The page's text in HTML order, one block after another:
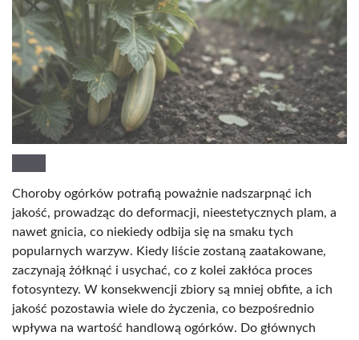
Choroby ogórków potrafią poważnie nadszarpnąć ich
jakość, prowadząc do deformacji, nieestetycznych plam, a
nawet gnicia, co niekiedy odbija się na smaku tych
popularnych warzyw. Kiedy liście zostaną zaatakowane,
zaczynają żółknąć i usychać, co z kolei zakłóca proces
fotosyntezy. W konsekwencji zbiory są mniej obfite, a ich
jakość pozostawia wiele do życzenia, co bezpośrednio
wpływa na wartość handlową ogórków. Do głównych